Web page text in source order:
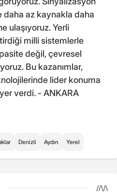
az kaynakla daha
ulaşıyoruz. Yerli
milli sistemlerle
değil, çevresel
Bu kazanımlar,
lider konuma
verdi. - ANKARA
Denizli Aydın Yerel